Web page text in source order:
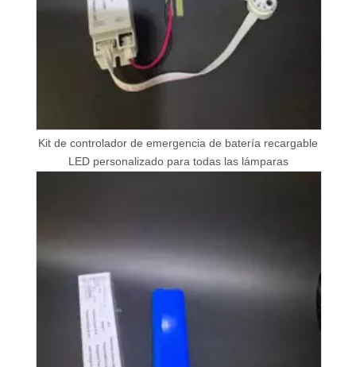
Kit de controlador de emergencia de batería recargable
LED personalizado para todas las lámparas